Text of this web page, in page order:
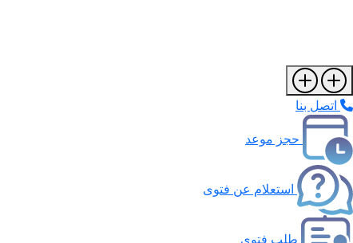
اتصل بنا
حجز موعد
استعلام عن فتوى
طلب فتوى